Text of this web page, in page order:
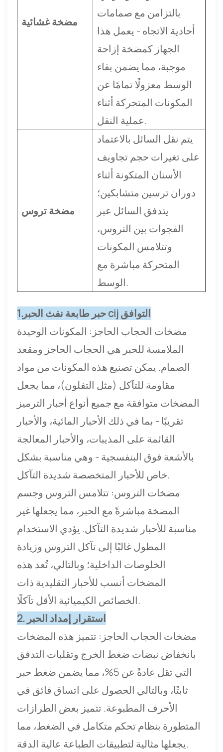
مضخة غشائية
بالتزامن مع صمامات
أحادية الاتجاه - يعمل هذا
الجهاز كمضخة إزاحة
موجبة، مما يضمن بقاء
الوسط معزولًا تمامًا عن
المكونات المتحركة أثناء
عملية النقل.
مضخة تروس
يتم نقل السائل بالاعتماد
على تغيرات حجم تجاويف
الأسنان المتكونة أثناء
دوران ترسين متشابكين؛
يتدفق السائل عبر
الفجوات بين التروس،
وتتلامس المكونات
المتحركة مباشرة مع
الوسط.
1. حبر طابعة نفث الحبر cijالتوافق
مضخات الحجاب الحاجز: المكونات الوحيدة
الملامسة للحبر هي الحجاب الحاجز ومقعد
الصمام. يمكن تصنيع هذه المكونات من مواد
مقاومة للتآكل (مثل التفلون)، مما يجعل
المضخات متوافقة مع جميع أنواع أحبار الترميز
تقريبًا - بما في ذلك الأحبار المائية، والأحبار
القائمة على المذيبات، والأحبار المعالجة
بالأشعة فوق البنفسجية - وهي مناسبة بشكل
خاص للأحبار المتخصصة شديدة التآكل.
مضخات التروس: تتلامس التروس وجسم
المضخة مباشرةً مع الحبر، مما يجعلها غير
مناسبة للأحبار شديدة التآكل. يؤدي الاستخدام
المطول غالبًا إلى تآكل التروس وزيادة
الخلوصات الداخلية؛ وبالتالي، تُعد هذه
المضخات أنسب للأحبار التقليدية ذات
الخصائص الكيميائية الأقل تآكلًا.
2. استقرار إمداد الحبر
مضخات الحجاب الحاجز: تتميز هذه المضخات
بانخفاض نبضات ضغط الخرج وتقلبات التدفق
التي تقل عادةً عن 5%، مما يضمن ضغط حبر
ثابتًا، وبالتالي الحصول على اتساق فائق في
الأحرف المطبوعة. تتميز بعض الطرازات
المتطورة بنظام تحكم متكامل في الضغط، مما
يجعلها مثالية لتطبيقات الطباعة عالية الدقة.